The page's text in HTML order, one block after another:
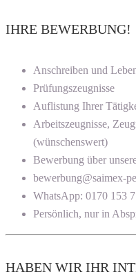
IHRE BEWERBUNG!
Anschreiben und
Prüfungszeugnisse
Auflistung Ihrer
Arbeitszeugnisse,
(wünschenswert)
Bewerbung über
bewerbung@saimex-
WhatsApp: 0170 153
Persönlich, nur in
HABEN WIR IHR